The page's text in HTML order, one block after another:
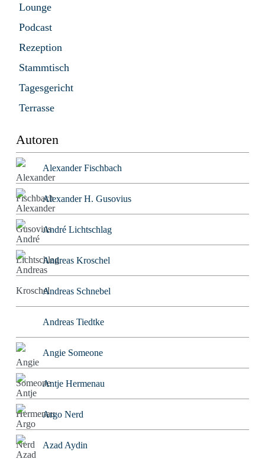
Lounge
Podcast
Rezeption
Stammtisch
Tagesgericht
Terrasse
Autoren
Alexander Fischbach
Alexander H. Gusovius
André Lichtschlag
Andreas Kroschel
Andreas Schnebel
Andreas Tiedtke
Angie Someone
Antje Hermenau
Argo Nerd
Azad Aydin